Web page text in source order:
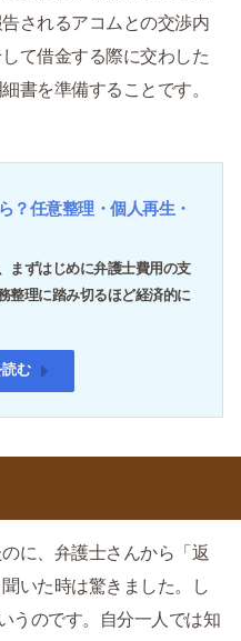
されるアコムとの交渉内
て借金する際に交わした
書を準備することです。
？任意整理・個人再生・
まずはじめに弁護士費用の支
整理に踏み切るほど経済的に
む
に、弁護士さんから「返
いた時は驚きました。し
うのです。自分一人では知